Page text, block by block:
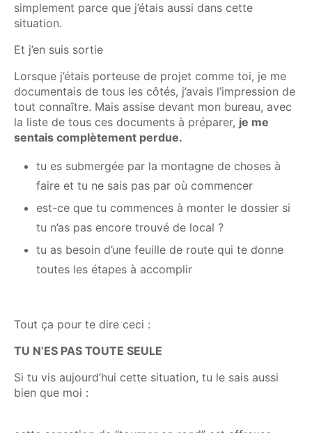
simplement parce que j’étais aussi dans cette
situation.
Et j’en suis sortie
Lorsque j’étais porteuse de projet comme toi, je me
documentais de tous les côtés, j’avais l’impression de
tout connaître. Mais assise devant mon bureau, avec
la liste de tous ces documents à préparer, je me
sentais complètement perdue.
tu es submergée par la montagne de choses à
faire et tu ne sais pas par où commencer
est-ce que tu commences à monter le dossier si
tu n’as pas encore trouvé de local ?
tu as besoin d’une feuille de route qui te donne
toutes les étapes à accomplir
Tout ça pour te dire ceci :
TU N’ES PAS TOUTE SEULE
Si tu vis aujourd’hui cette situation, tu le sais aussi
bien que moi :